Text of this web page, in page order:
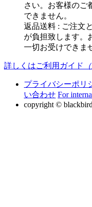
さい。お客様のご
できません。
返品送料 : ご注文
が負担致します。
一切お受けできま
詳しくはご利用ガイド
プライバシーポリ
い合わせ For
copyright ©